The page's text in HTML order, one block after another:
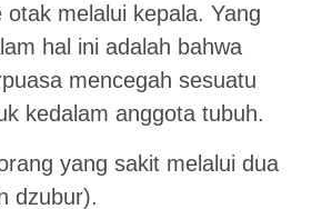
melalui kepala. Yang
hal ini adalah bahwa
mencegah sesuatu
kedalam anggota tubuh.
yang sakit melalui dua
dzubur).